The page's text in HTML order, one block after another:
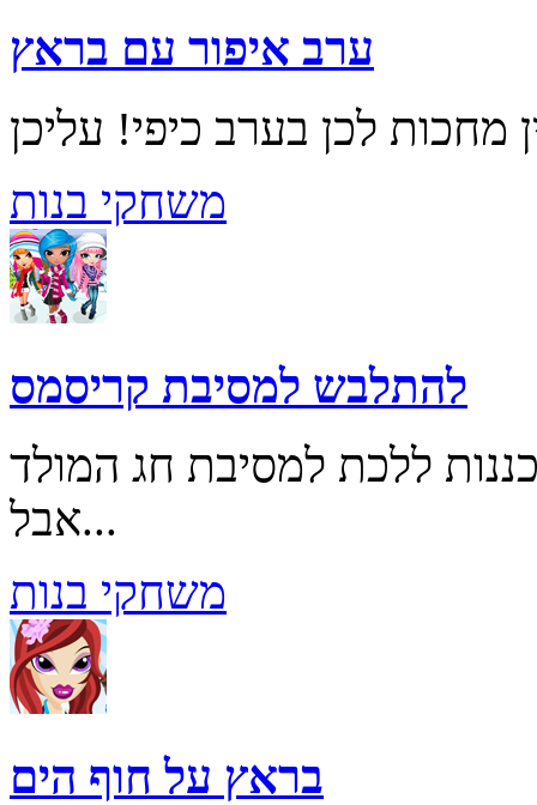
ערב איפור עם בראץ
משחקי בנות
להתלבש למסיבת קריסמס
ללכת למסיבת חג המולד
אבל...
משחקי בנות
בראץ על חוף הים